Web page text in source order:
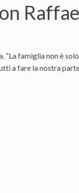
“La famiglia non è
a fare la nostra